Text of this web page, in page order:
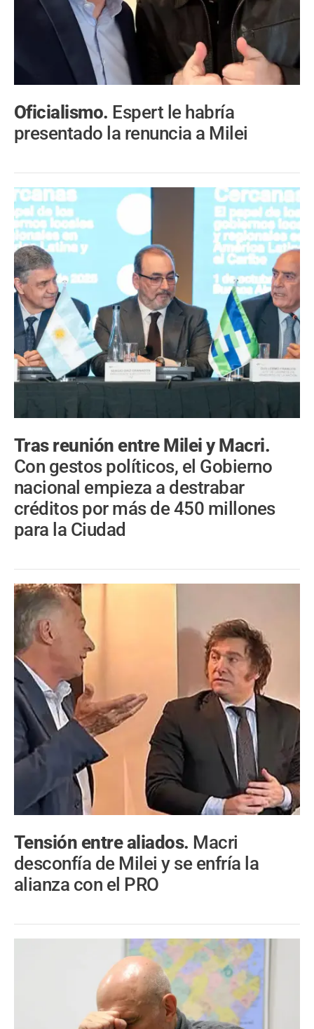
Oficialismo. Espert le habría
presentado la renuncia a Milei
Tras reunión entre Milei y Macri.
Con gestos políticos, el Gobierno
nacional empieza a destrabar
créditos por más de 450 millones
para la Ciudad
Tensión entre aliados. Macri
desconfía de Milei y se enfría la
alianza con el PRO